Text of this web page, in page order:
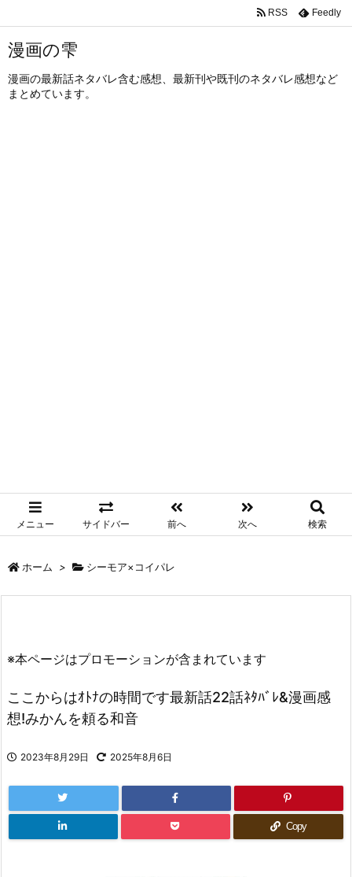
漫画の雫
漫画の最新話ネタバレ含む感想、最新刊や既刊のネタバレ感想など
まとめています。
メニュー サイドバー 前へ 次へ 検索
RSS Feedly
ホーム > シーモア×コイパレ
※本ページはプロモーションが含まれています
ここからはｵﾄﾅの時間です最新話22話ﾈﾀﾊﾞﾚ&漫画感
想!みかんを頼る和音
2023年8月29日 2025年8月6日
Copy